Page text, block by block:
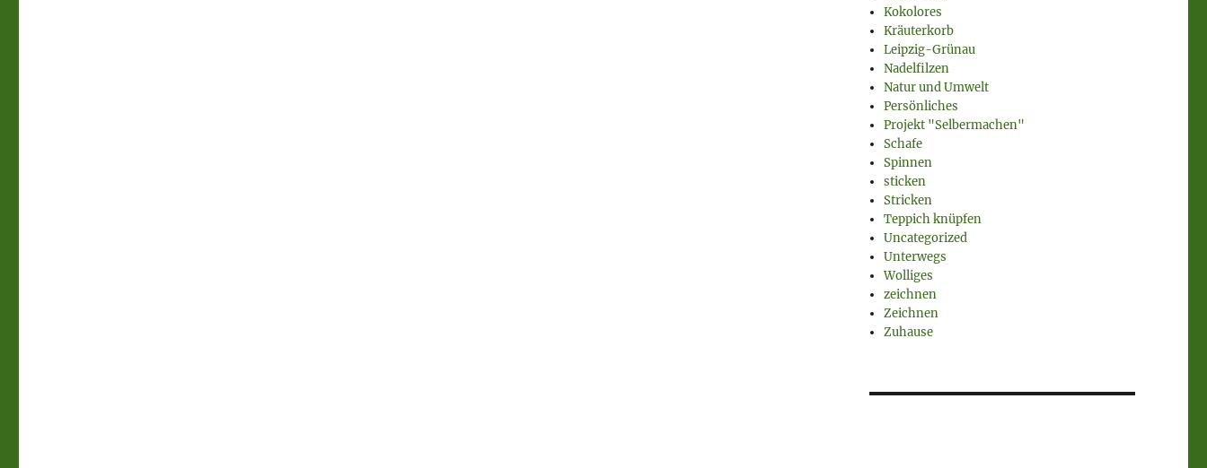
Kokolores
Kräuterkorb
Leipzig-Grünau
Nadelfilzen
Natur und Umwelt
Persönliches
Projekt "Selbermachen"
Schafe
Spinnen
sticken
Stricken
Teppich knüpfen
Uncategorized
Unterwegs
Wolliges
zeichnen
Zeichnen
Zuhause